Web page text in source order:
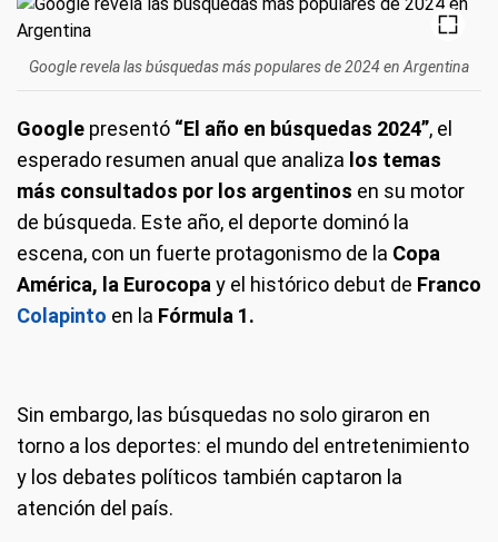
Google revela las búsquedas más populares de 2024 en Argentina
Google presentó “El año en búsquedas 2024”, el
esperado resumen anual que analiza los temas
más consultados por los argentinos en su motor
de búsqueda. Este año, el deporte dominó la
escena, con un fuerte protagonismo de la Copa
América, la Eurocopay el histórico debut de Franco
Colapinto en la Fórmula 1.
Sin embargo, las búsquedas no solo giraron en
torno a los deportes: el mundo del entretenimiento
y los debates políticos también captaron la
atención del país.